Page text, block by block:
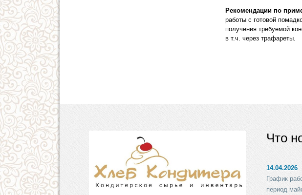
Рекомендации по
работы с готовой
получения требуемой
в т.ч. через трафареты.
Что
14.04.2026
График
период